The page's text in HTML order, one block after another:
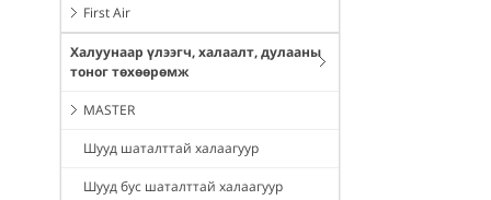
First Air
Халуунаар үлээгч, халаалт, дулааны
тоног төхөөрөмж
MASTER
Шууд шаталттай халаагуур
Шууд бус шаталттай халаагуур